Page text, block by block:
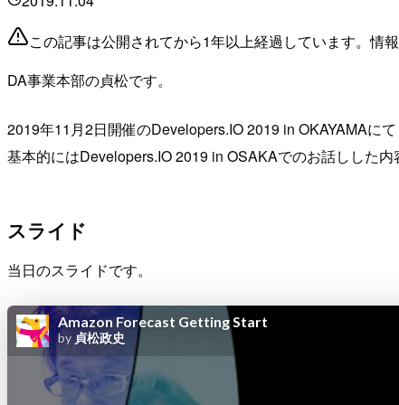
この記事は公開されてから1年以上経過しています。情
DA事業本部の貞松です。
2019年11月2日開催のDevelopers.IO 2019 in OKAYAMAに
基本的にはDevelopers.IO 2019 in OSAKAでのお話しした
スライド
当日のスライドです。